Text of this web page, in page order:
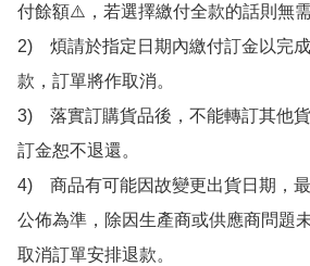
付餘額⚠️，若選擇繳付全款的話則無需
2)　煩請於指定日期內繳付訂金以完
款，訂單將作取消。
3)　落實訂購貨品後，不能轉訂其他
訂金恕不退還。
4)　商品有可能因故變更出貨日期，
公佈為準，除因生產商或供應商問題
取消訂單安排退款。